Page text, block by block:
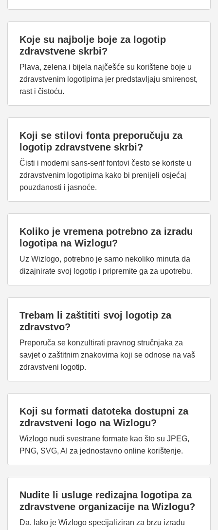
Koje su najbolje boje za logotip
zdravstvene skrbi?
Plava, zelena i bijela najčešće su korištene boje u
zdravstvenim logotipima jer predstavljaju smirenost,
rast i čistoću.
Koji se stilovi fonta preporučuju za
logotip zdravstvene skrbi?
Čisti i moderni sans-serif fontovi često se koriste u
zdravstvenim logotipima kako bi prenijeli osjećaj
pouzdanosti i jasnoće.
Koliko je vremena potrebno za izradu
logotipa na Wizlogu?
Uz Wizlogo, potrebno je samo nekoliko minuta da
dizajnirate svoj logotip i pripremite ga za upotrebu.
Trebam li zaštititi svoj logotip za
zdravstvo?
Preporuča se konzultirati pravnog stručnjaka za
savjet o zaštitnim znakovima koji se odnose na vaš
zdravstveni logotip.
Koji su formati datoteka dostupni za
zdravstveni logo na Wizlogu?
Wizlogo nudi svestrane formate kao što su JPEG,
PNG, SVG, AI za jednostavno online korištenje.
Nudite li usluge redizajna logotipa za
zdravstvene organizacije na Wizlogu?
Da. Iako je Wizlogo specijaliziran za brzu izradu